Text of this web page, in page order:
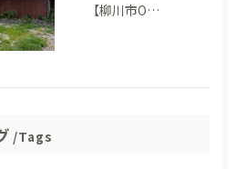
【柳川市O様邸】地鎮祭を執り行いました。いよいよ家づくりがスタートします！
Tags